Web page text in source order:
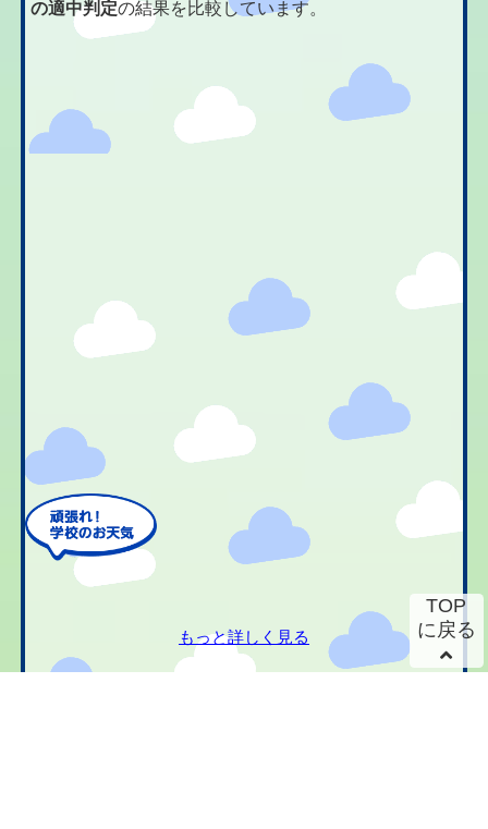
の適中判定の結果を比較しています。
もっと詳しく見る
TOP
に戻る